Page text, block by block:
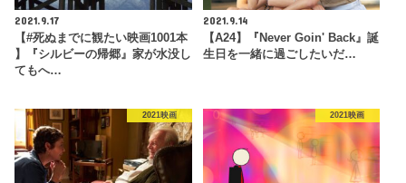
2021.9.17
【#死ぬまでに観たい映画1001本
】『シルビーの帰郷』家が水没し
てもへ…
2021.9.14
【A24】『Never Goin' Back』誕
生日を一緒に過ごしたいだ…
2021映画 2021映画